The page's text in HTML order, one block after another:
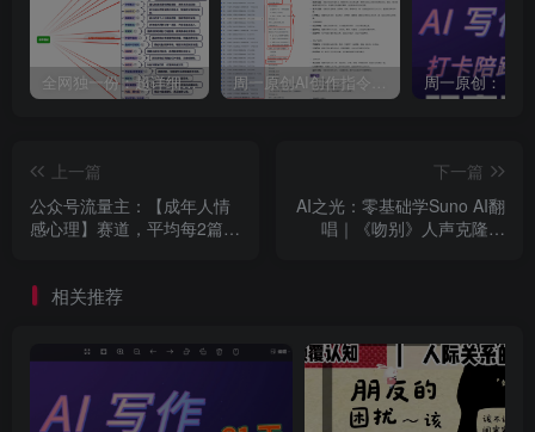
全网独一份：超详细的40+个自媒体赛道领域解析手册，让你的内容创作不再局限！ 周一原创AI创作指令词：30+个领域赛道的创作提示词集合
上一篇
公众号流量主：【成年人情
感心理】赛道，平均每2篇就
下一篇
AI之光：零基础学Suno AI翻
唱｜《吻别》人声克隆实
相关推荐